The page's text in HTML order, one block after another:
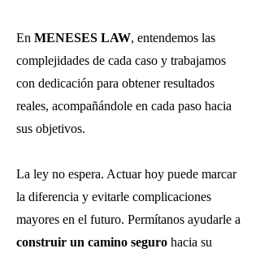
En MENESES LAW, entendemos las
complejidades de cada caso y trabajamos
con dedicación para obtener resultados
reales, acompañándole en cada paso hacia
sus objetivos.
La ley no espera. Actuar hoy puede marcar
la diferencia y evitarle complicaciones
mayores en el futuro. Permítanos ayudarle a
construir un camino seguro hacia su